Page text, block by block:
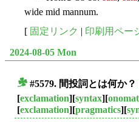
wide mid mannum.
[ 固定リンク | 印刷用ペー
2024-08-05 Mon
#5579. 間投詞 とは何か？
[exclamation][syntax][
[exclamation][pragmatics][